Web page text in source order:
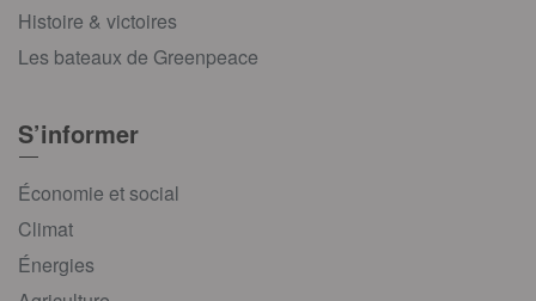
Histoire & victoires
Les bateaux de Greenpeace
S’informer
Économie et social
Climat
Énergies